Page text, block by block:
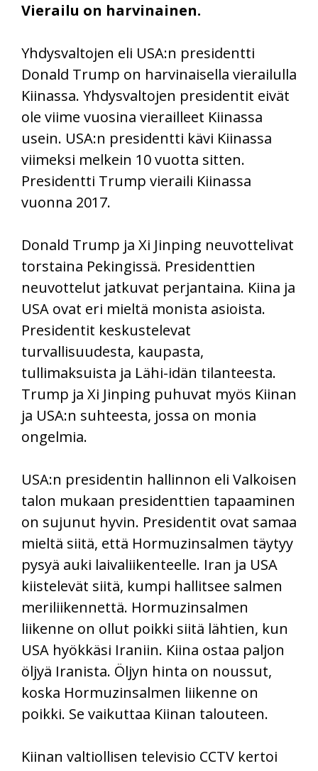
Vierailu on harvinainen.
Yhdysvaltojen eli USA:n presidentti
Donald Trump on harvinaisella vierailulla
Kiinassa. Yhdysvaltojen presidentit eivät
ole viime vuosina vierailleet Kiinassa
usein. USA:n presidentti kävi Kiinassa
viimeksi melkein 10 vuotta sitten.
Presidentti Trump vieraili Kiinassa
vuonna 2017.
Donald Trump ja Xi Jinping neuvottelivat
torstaina Pekingissä. Presidenttien
neuvottelut jatkuvat perjantaina. Kiina ja
USA ovat eri mieltä monista asioista.
Presidentit keskustelevat
turvallisuudesta, kaupasta,
tullimaksuista ja Lähi-idän tilanteesta.
Trump ja Xi Jinping puhuvat myös Kiinan
ja USA:n suhteesta, jossa on monia
ongelmia.
USA:n presidentin hallinnon eli Valkoisen
talon mukaan presidenttien tapaaminen
on sujunut hyvin. Presidentit ovat samaa
mieltä siitä, että Hormuzinsalmen täytyy
pysyä auki laivaliikenteelle. Iran ja USA
kiistelevät siitä, kumpi hallitsee salmen
meriliikennettä. Hormuzinsalmen
liikenne on ollut poikki siitä lähtien, kun
USA hyökkäsi Iraniin. Kiina ostaa paljon
öljyä Iranista. Öljyn hinta on noussut,
koska Hormuzinsalmen liikenne on
poikki. Se vaikuttaa Kiinan talouteen.
Kiinan valtiollisen televisio CCTV kertoi